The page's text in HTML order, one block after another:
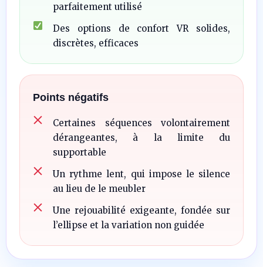
parfaitement utilisé
Des options de confort VR solides,
discrètes, efficaces
Points négatifs
Certaines séquences volontairement
dérangeantes, à la limite du
supportable
Un rythme lent, qui impose le silence
au lieu de le meubler
Une rejouabilité exigeante, fondée sur
l’ellipse et la variation non guidée